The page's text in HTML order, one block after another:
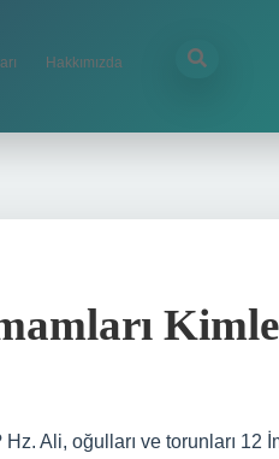
Hakkımızda
Ali, oğulları ve torunları 12